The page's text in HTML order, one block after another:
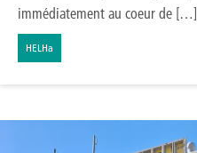
immédiatement au coeur de […]
HELHa